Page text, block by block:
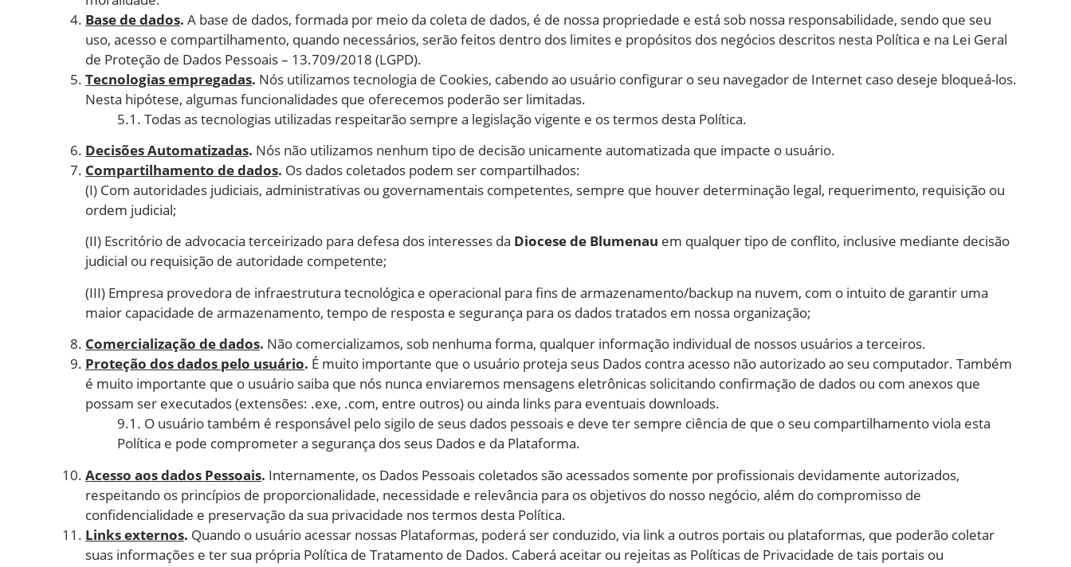
Base de dados. A base de dados, formada por meio da coleta de dados, é de nossa propriedade e está sob nossa responsabilidade, sendo que seu
uso, acesso e compartilhamento, quando necessários, serão feitos dentro dos limites e propósitos dos negócios descritos nesta Política e na Lei Geral
de Proteção de Dados Pessoais – 13.709/2018 (LGPD).
Tecnologias empregadas. Nós utilizamos tecnologia de Cookies, cabendo ao usuário configurar o seu navegador de Internet caso deseje bloqueá-los.
Nesta hipótese, algumas funcionalidades que oferecemos poderão ser limitadas.
5.1. Todas as tecnologias utilizadas respeitarão sempre a legislação vigente e os termos desta Política.
Decisões Automatizadas. Nós não utilizamos nenhum tipo de decisão unicamente automatizada que impacte o usuário.
Compartilhamento de dados. Os dados coletados podem ser compartilhados:
(I) Com autoridades judiciais, administrativas ou governamentais competentes, sempre que houver determinação legal, requerimento, requisição ou
ordem judicial;
(II) Escritório de advocacia terceirizado para defesa dos interesses da Diocese de Blumenau em qualquer tipo de conflito, inclusive mediante decisão
judicial ou requisição de autoridade competente;
(III) Empresa provedora de infraestrutura tecnológica e operacional para fins de armazenamento/backup na nuvem, com o intuito de garantir uma
maior capacidade de armazenamento, tempo de resposta e segurança para os dados tratados em nossa organização;
Comercialização de dados. Não comercializamos, sob nenhuma forma, qualquer informação individual de nossos usuários a terceiros.
Proteção dos dados pelo usuário. É muito importante que o usuário proteja seus Dados contra acesso não autorizado ao seu computador. Também
é muito importante que o usuário saiba que nós nunca enviaremos mensagens eletrônicas solicitando confirmação de dados ou com anexos que
possam ser executados (extensões: .exe, .com, entre outros) ou ainda links para eventuais downloads.
9.1. O usuário também é responsável pelo sigilo de seus dados pessoais e deve ter sempre ciência de que o seu compartilhamento viola esta
Política e pode comprometer a segurança dos seus Dados e da Plataforma.
Acesso aos dados Pessoais. Internamente, os Dados Pessoais coletados são acessados somente por profissionais devidamente autorizados,
respeitando os princípios de proporcionalidade, necessidade e relevância para os objetivos do nosso negócio, além do compromisso de
confidencialidade e preservação da sua privacidade nos termos desta Política.
Links externos. Quando o usuário acessar nossas Plataformas, poderá ser conduzido, via link a outros portais ou plataformas, que poderão coletar
suas informações e ter sua própria Política de Tratamento de Dados. Caberá aceitar ou rejeitas as Políticas de Privacidade de tais portais ou